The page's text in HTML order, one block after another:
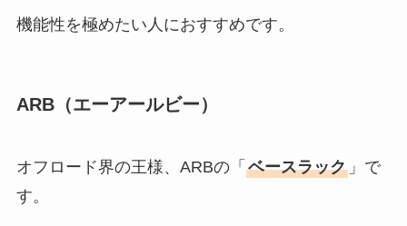
機能性を極めたい人におすすめです。
ARB（エーアールビー）
オフロード界の王様、ARBの「 ベースラック」で
す。